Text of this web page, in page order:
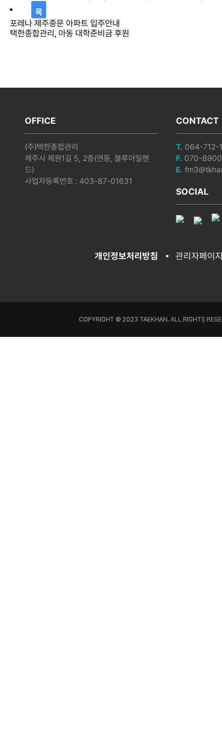
목
록
포레나 제주중문 아파트 입주안내
택한종합관리, 아동 대학준비금 후원
OFFICE
(주)택한종합관리
제주시 제원1길 5, 2층(연동, 블루아일랜
드)
사업자등록번호 : 403-87-01631
CONTACT
T. 064-712-
F. 070-
E.
SOCIAL
개인정보처리방침 관리자페이
COPYRIGHT © 2023 TAEKHAN. ALL RIGHTS